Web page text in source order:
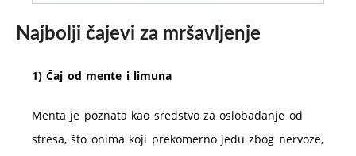
Najbolji čajevi za mršavljenje
1) Čaj od mente i limuna
Menta je poznata kao sredstvo za oslobađanje od
stresa, što onima koji prekomerno jedu zbog nervoze,